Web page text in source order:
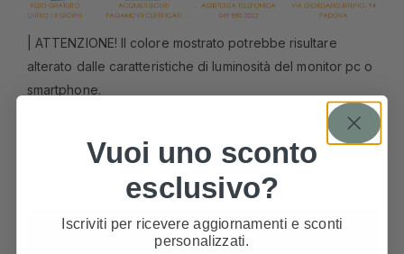
| ATTENZIONE! Il colore mostrato potrebbe risultare
alterato dalle caratteristiche di luminosità del monitor pc o
smartphone.
RECENSIONIVuoi uno sconto
esclusivo?
Iscriviti per ricevere aggiornamenti e sconti
personalizzati.